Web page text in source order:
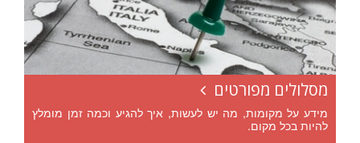
מסלולים מפורטים
מידע על מקומות, מה יש לעשות, איך להגיע וכמה זמן מומלץ
להיות בכל מקום.